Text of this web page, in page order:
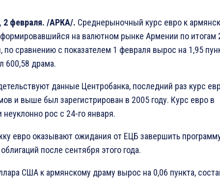
2 февраля. /АРКА/. Среднерыночный курс евро к
на валютном рынке Армении по итогам
по сравнению с показателем 1 февраля вырос на 1,95
600,58 драма.
данные Центробанка, последний раз курс
и выше был зарегистрирован в 2005 году. Курс евро в
рос с 24-го января.
евро оказывают ожидания от ЕЦБ завершить
после сентября этого года.
США к армянскому драму вырос на 0,06 пункта,